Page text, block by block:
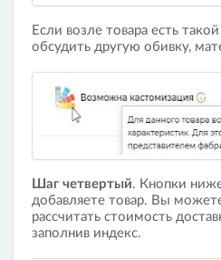
Если возле товара есть
обсудить другую обивку,
Шаг четвертый. Кнопки
добавляете товар. Вы
рассчитать стоимость
заполнив индекс.